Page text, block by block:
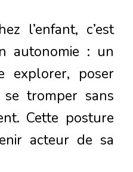
l’enfant, c’est
autonomie : un
explorer, poser
tromper sans
Cette posture
acteur de sa